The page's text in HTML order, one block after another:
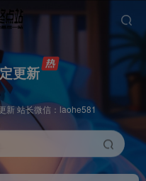
更新
新 站长微信：laohe581